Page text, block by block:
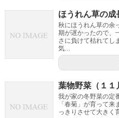
ほうれん草の成
秋にほうれん草の余
期が遅かったので、
さに負けて枯れてし
気...
葉物野菜（１１
我が家の冬野菜の定
「春菊」が育って
っきりさせて大きく